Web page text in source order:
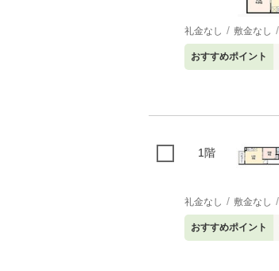
礼金なし 敷金なし
おすすめポイント
1階
礼金なし 敷金なし
おすすめポイント